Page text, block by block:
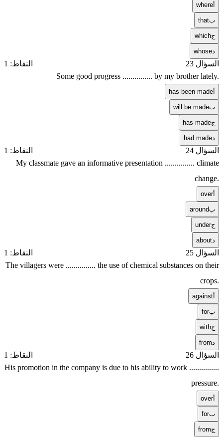
where
بthat
جwhich
whose
السؤال 23
النقاط: 1
Some good progress ............... by my brother lately.
has been made
بwill be made
جhas made
had made
السؤال 24
النقاط: 1
My classmate gave an informative presentation ............... climate
change.
over
بaround
جunder
about
السؤال 25
النقاط: 1
The villagers were ............... the use of chemical substances on their
crops.
against
بfor
جwith
from
السؤال 26
النقاط: 1
His promotion in the company is due to his ability to work ...............
pressure.
over
بfor
جfrom